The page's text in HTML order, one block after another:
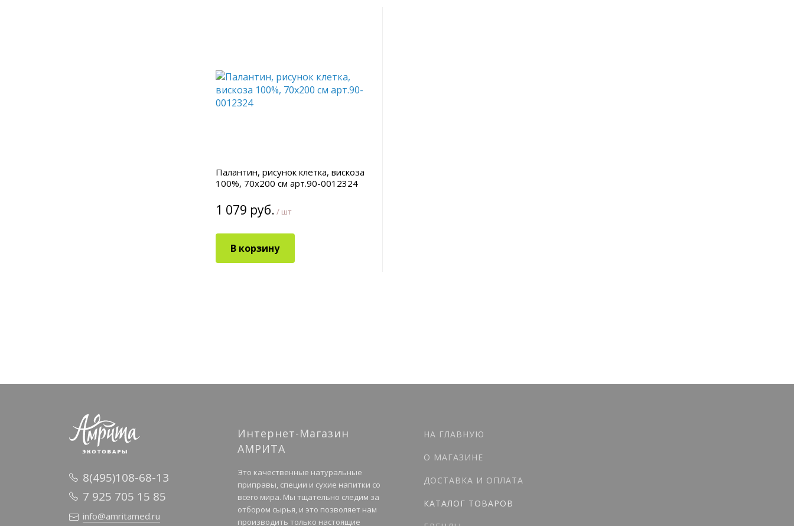
Палантин, рисунок клетка, вискоза
100%, 70х200 см арт.90-0012324
1 079 руб. / шт
В корзину
8(495)108-68-13
7 925 705 15 85
info@amritamed.ru
Интернет-Магазин
АМРИТА
Это качественные натуральные
приправы, специи и сухие напитки со
всего мира. Мы тщательно следим за
отбором сырья, и это позволяет нам
производить только настоящие
НА ГЛАВНУЮ
О МАГАЗИНЕ
ДОСТАВКА И ОПЛАТА
КАТАЛОГ ТОВАРОВ